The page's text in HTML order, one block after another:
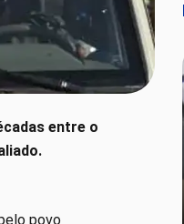
entre o
povo